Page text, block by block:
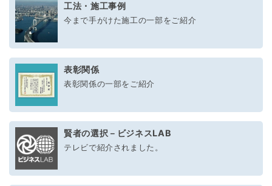
工法・施工事例
今まで手がけた施工の一部をご紹介
表彰関係
表彰関係の一部をご紹介
賢者の選択－ビジネスLAB
テレビで紹介されました。